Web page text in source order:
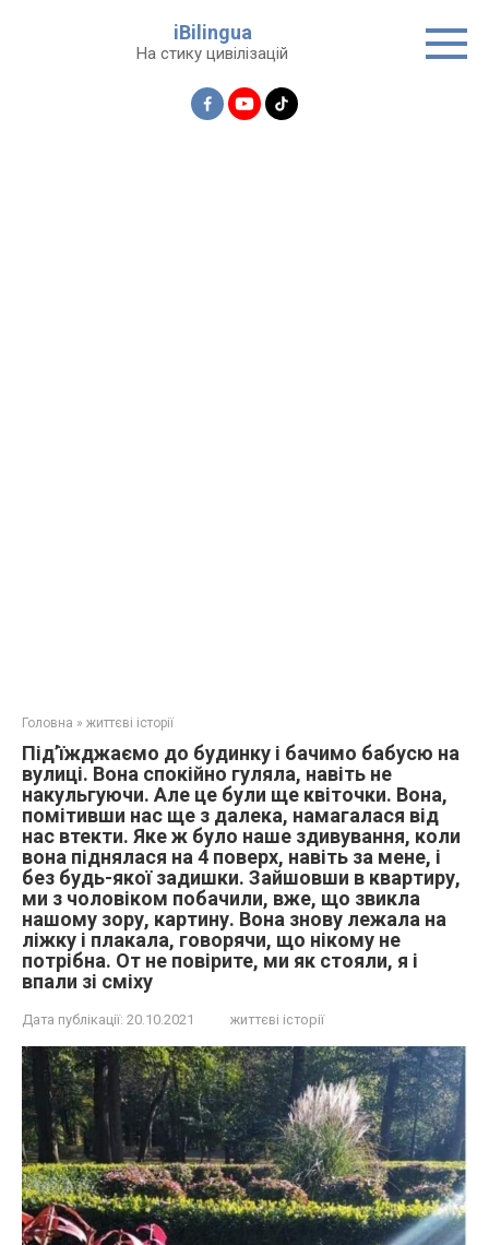
iBilingua
На стику цивілізацій
Головна » життєві історії
Під’їжджаємо до будинку і бачимо бабусю на
вулиці. Вона спокійно гуляла, навіть не
накульгуючи. Але це були ще квіточки. Вона,
помітивши нас ще з далека, намагалася від
нас втекти. Яке ж було наше здивування, коли
вона піднялася на 4 поверх, навіть за мене, і
без будь-якої задишки. Зайшовши в квартиру,
ми з чоловіком побачили, вже, що звикла
нашому зору, картину. Вона знову лежала на
ліжку і плакала, говорячи, що нікому не
потрібна. От не повірите, ми як стояли, я і
впали зі сміху
Дата публікації: 20.10.2021 життєві історії